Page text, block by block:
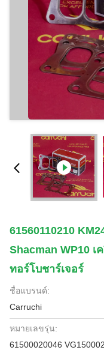
61560110210
Shacman WP10
ทอร์โบชาร์เจอร์
ชื่อแบรนด์:
Carruchi
หมายเลขรุ่น:
61500020046